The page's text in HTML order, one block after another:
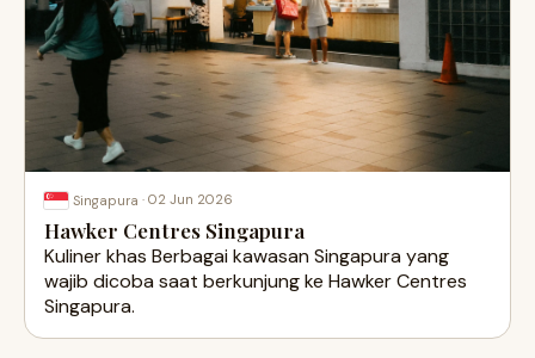
Singapura · 02 Jun 2026
Hawker Centres Singapura
Kuliner khas Berbagai kawasan Singapura yang
wajib dicoba saat berkunjung ke Hawker Centres
Singapura.